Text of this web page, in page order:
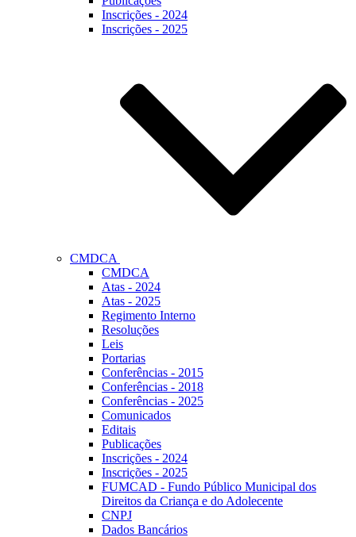
Inscrições - 2024
Inscrições - 2025
CMDCA
CMDCA
Atas - 2024
Atas - 2025
Regimento Interno
Resoluções
Leis
Portarias
Conferências - 2015
Conferências - 2018
Conferências - 2025
Comunicados
Editais
Publicações
Inscrições - 2024
Inscrições - 2025
FUMCAD - Fundo Público Municipal dos
Direitos da Criança e do Adolecente
CNPJ
Dados Bancários